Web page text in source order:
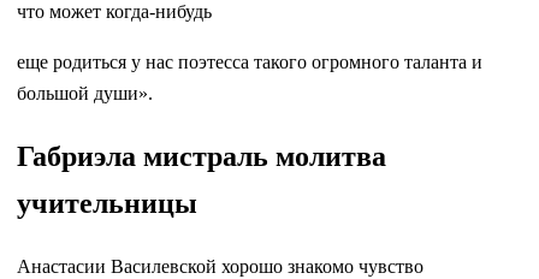
что может когда-нибудь
еще родиться у нас поэтесса такого огромного таланта и
большой души».
Габриэла мистраль молитва
учительницы
Анастасии Василевской хорошо знакомо чувство